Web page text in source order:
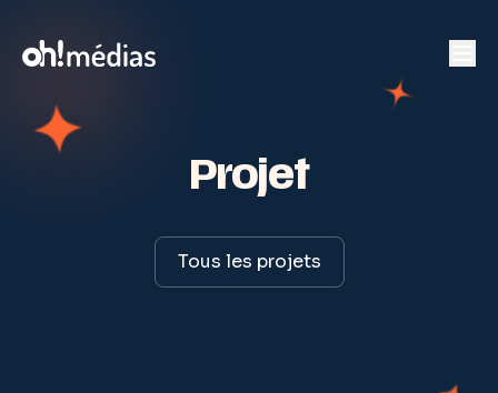
Projet
Tous les projets